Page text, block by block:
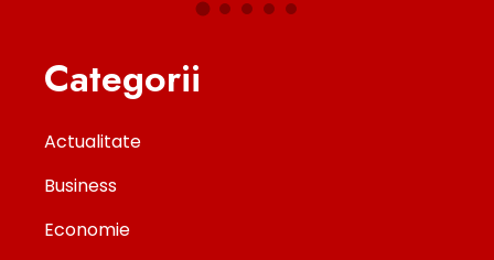
Categorii
Actualitate
Business
Economie